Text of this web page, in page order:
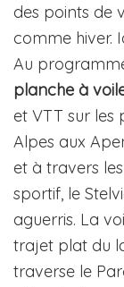
des points de
comme hiver.
Au
planche à
et VTT sur les
Alpes aux
et à travers
sportif, le
aguerris. La
trajet plat du
traverse le